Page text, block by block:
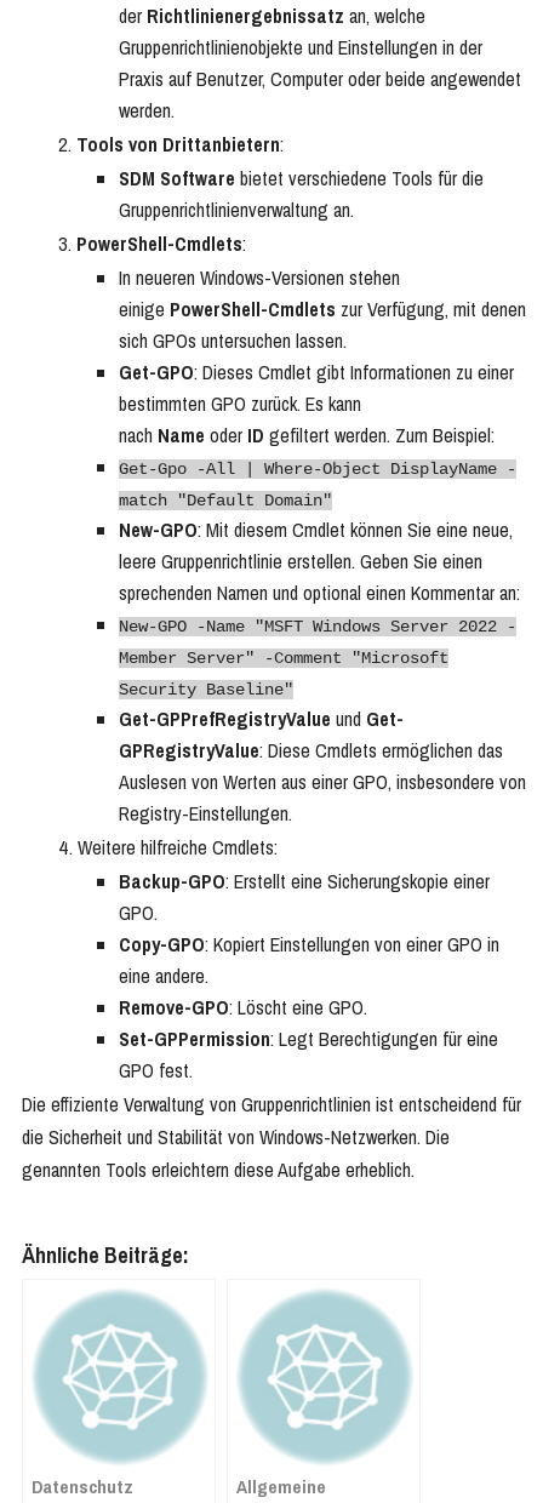
der Richtlinienergebnissatz an, welche
Gruppenrichtlinienobjekte und Einstellungen in der
Praxis auf Benutzer, Computer oder beide angewendet
werden.
Tools von Drittanbietern:
SDM Software bietet verschiedene Tools für die
Gruppenrichtlinienverwaltung an.
PowerShell-Cmdlets:
In neueren Windows-Versionen stehen
einige PowerShell-Cmdlets zur Verfügung, mit denen
sich GPOs untersuchen lassen.
Get-GPO: Dieses Cmdlet gibt Informationen zu einer
bestimmten GPO zurück. Es kann
nach Name oder ID gefiltert werden. Zum Beispiel:
Get-Gpo -All | Where-Object DisplayName -
match "Default Domain"
New-GPO: Mit diesem Cmdlet können Sie eine neue,
leere Gruppenrichtlinie erstellen. Geben Sie einen
sprechenden Namen und optional einen Kommentar an:
New-GPO -Name "MSFT Windows Server 2022 -
Member Server" -Comment "Microsoft
Security Baseline"
Get-GPPrefRegistryValue und Get-
GPRegistryValue: Diese Cmdlets ermöglichen das
Auslesen von Werten aus einer GPO, insbesondere von
Registry-Einstellungen.
Weitere hilfreiche Cmdlets:
Backup-GPO: Erstellt eine Sicherungskopie einer
GPO.
Copy-GPO: Kopiert Einstellungen von einer GPO in
eine andere.
Remove-GPO: Löscht eine GPO.
Set-GPPermission: Legt Berechtigungen für eine
GPO fest.
Die effiziente Verwaltung von Gruppenrichtlinien ist entscheidend für
die Sicherheit und Stabilität von Windows-Netzwerken. Die
genannten Tools erleichtern diese Aufgabe erheblich.
Ähnliche Beiträge:
Datenschutz
Allgemeine